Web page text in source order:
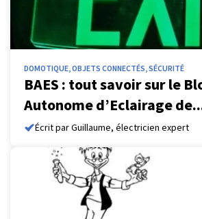
DOMOTIQUE, OBJETS CONNECTÉS, SÉCURITÉ
BAES : tout savoir sur le
Autonome d’Eclairage
Écrit par Guillaume, électricien expert